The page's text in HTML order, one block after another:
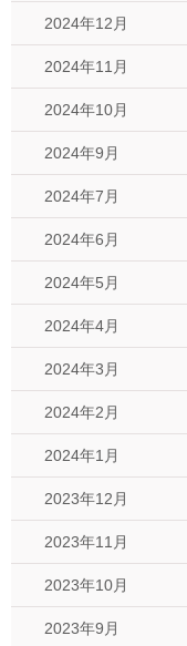
2024年12月
2024年11月
2024年10月
2024年9月
2024年7月
2024年6月
2024年5月
2024年4月
2024年3月
2024年2月
2024年1月
2023年12月
2023年11月
2023年10月
2023年9月